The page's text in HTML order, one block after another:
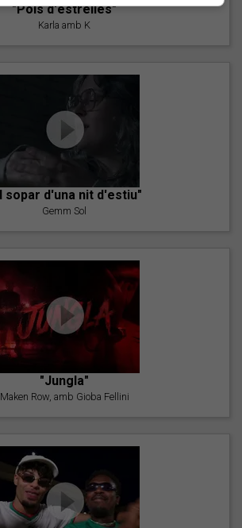
"Pols d'estrelles"
Karla amb K
sopar d'una nit d'estiu"
Gemm Sol
"Jungla"
Maken Row, amb Gioba Fellini